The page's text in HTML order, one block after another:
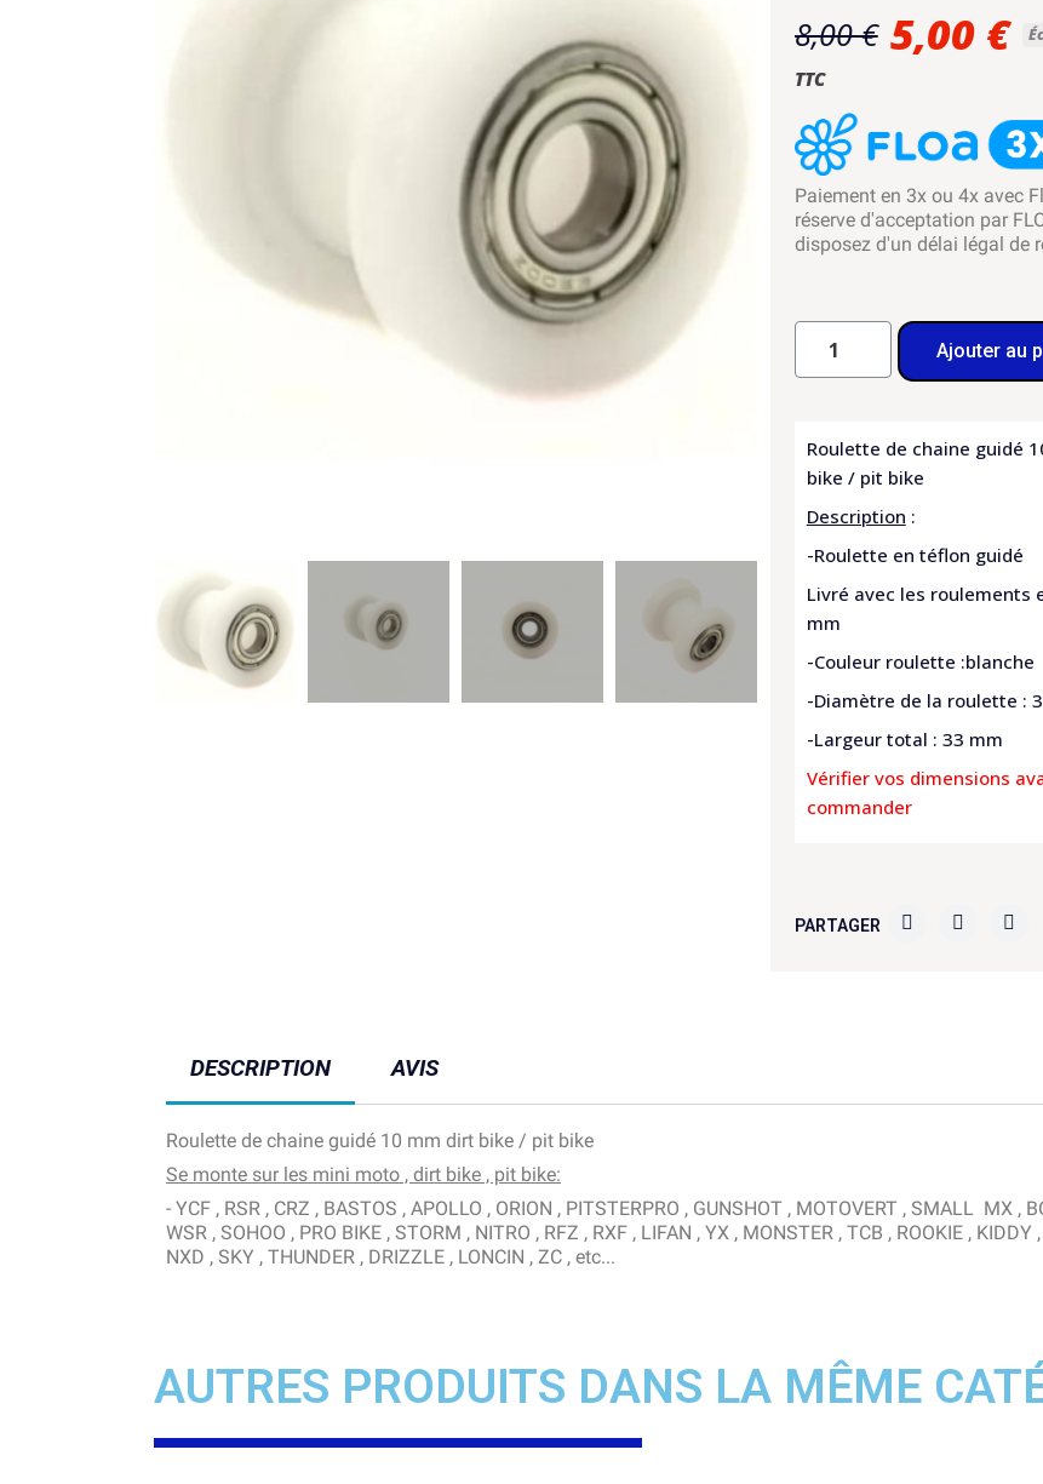
8,00 € 5,00 €
TTC
Paiement en 3x ou 4x avec
réserve d'acceptation par
disposez d'un délai légal de
Ajouter au
Roulette de chaine guidé
bike / pit bike
Description :
-Roulette en téflon guidé
Livré avec les roulements
mm
-Couleur roulette :blanche
-Diamètre de la roulette :
-Largeur total : 33 mm
Vérifier vos dimensions
commander
PARTAGER
DESCRIPTION AVIS
Roulette de chaine guidé 10 mm dirt bike / pit bike
Se monte sur les mini moto , dirt bike , pit bike:
- YCF , RSR , CRZ , BASTOS , APOLLO , ORION , PITSTERPRO , GUNSHOT , MOTOVERT , SMALL MX ,
WSR , SOHOO , PRO BIKE , STORM , NITRO , RFZ , RXF , LIFAN , YX , MONSTER , TCB , ROOKIE ,
NXD , SKY , THUNDER , DRIZZLE , LONCIN , ZC , etc...
AUTRES PRODUITS DANS LA MÊME